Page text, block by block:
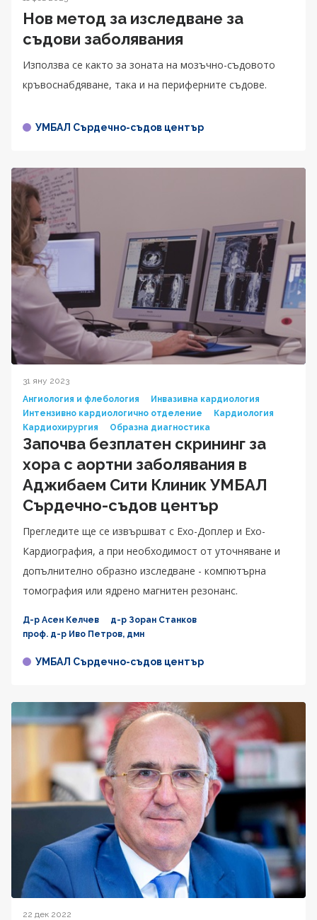
Нов метод за изследване за
съдови заболявания
Използва се както за зоната на мозъчно-съдовото
кръвоснабдяване, така и на периферните съдове.
УМБАЛ Сърдечно-съдов център
31 яну 2023
Ангиология и флебология
Инвазивна кардиология
Интензивно кардиологично отделение
Кардиология
Кардиохирургия
Образна диагностика
Започва безплатен скрининг за
хора с аортни заболявания в
Аджибаем Сити Клиник УМБАЛ
Сърдечно-съдов център
Прегледите ще се извършват с Ехо-Доплер и Ехо-
Кардиография, а при необходимост от уточняване и
допълнително образно изследване - компютърна
томография или ядрено магнитен резонанс.
Д-р Асен Келчев
д-р Зоран Станков
проф. д-р Иво Петров, дмн
УМБАЛ Сърдечно-съдов център
22 дек 2022